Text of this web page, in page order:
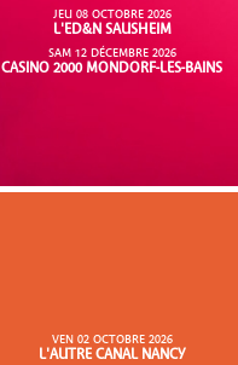
JEU 08 OCTOBRE 2026
L'ED&N SAUSHEIM
SAM 12 DÉCEMBRE 2026
CASINO 2000 MONDORF-LES-BAINS
VEN 02 OCTOBRE 2026
L'AUTRE CANAL NANCY